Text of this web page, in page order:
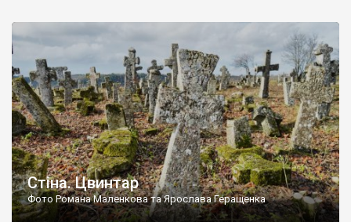
ньому чимало хрестів 19 століття, є такі, де епітафії стер […]
Стіна. Цвинтар
Фото Романа Маленкова та Ярослава Геращенка